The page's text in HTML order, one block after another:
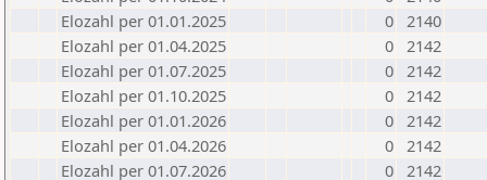
Elozahl per 01.01.2025
0 2140
Elozahl per 01.04.2025
0 2142
Elozahl per 01.07.2025
0 2142
Elozahl per 01.10.2025
0 2142
Elozahl per 01.01.2026
0 2142
Elozahl per 01.04.2026
0 2142
Elozahl per 01.07.2026
0 2142